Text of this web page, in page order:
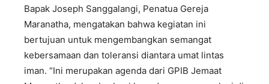
Bapak Joseph Sanggalangi, Penatua Gereja
Maranatha, mengatakan bahwa kegiatan ini
bertujuan untuk mengembangkan semangat
kebersamaan dan toleransi diantara umat lintas
iman. “Ini merupakan agenda dari GPIB Jemaat